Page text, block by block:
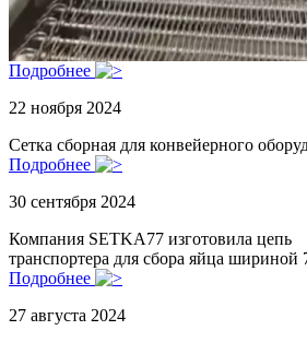
Подробнее
22 ноября 2024
Сетка сборная для конвейерного
Подробнее
30 сентября 2024
Компания SETKA77 изготовила цепь
транспортера для сбора яйца шириной
Подробнее
27 августа 2024